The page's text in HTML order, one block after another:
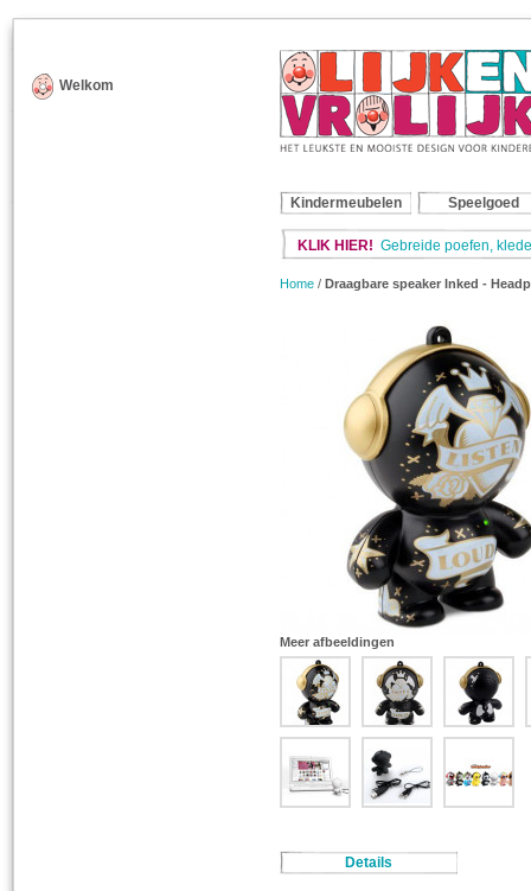
Welkom
Kindermeubelen Speelgoed
KLIK HIER! Gebreide poefen,
Home / Draagbare speaker Inked -
Meer afbeeldingen
Details